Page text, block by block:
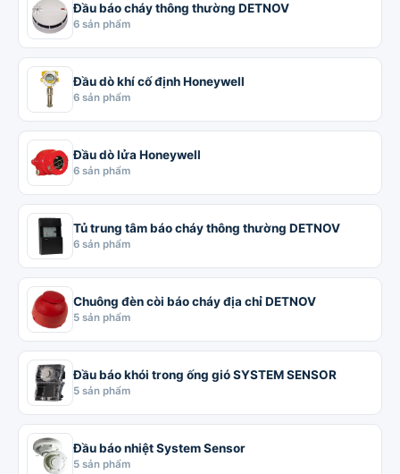
Đầu báo cháy thông thường DETNOV
6 sản phẩm
Đầu dò khí cố định Honeywell
6 sản phẩm
Đầu dò lửa Honeywell
6 sản phẩm
Tủ trung tâm báo cháy thông thường DETNOV
6 sản phẩm
Chuông đèn còi báo cháy địa chỉ DETNOV
5 sản phẩm
Đầu báo khói trong ống gió SYSTEM SENSOR
5 sản phẩm
Đầu báo nhiệt System Sensor
5 sản phẩm